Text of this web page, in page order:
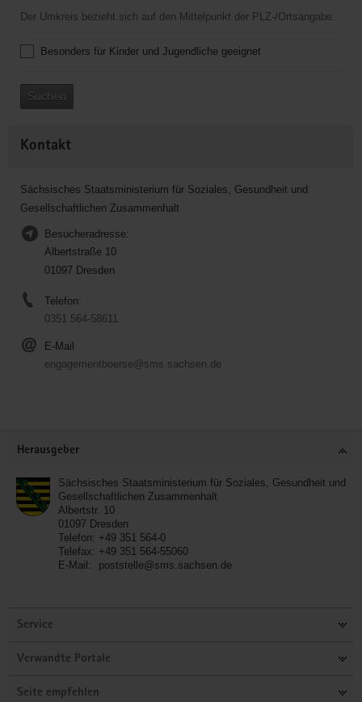
Der Umkreis bezieht sich auf den Mittelpunkt der PLZ-/Ortsangabe.
Besonders für Kinder und Jugendliche geeignet
Suchen
Kontakt
Sächsisches Staatsministerium für Soziales, Gesundheit und
Gesellschaftlichen Zusammenhalt
Besucheradresse:
Albertstraße 10
01097 Dresden
Telefon:
0351 564-58611
E-Mail
engagementboerse@sms.sachsen.de
Herausgeber
Sächsisches Staatsministerium für Soziales, Gesundheit und
Gesellschaftlichen Zusammenhalt
Albertstr. 10
01097 Dresden
Telefon: +49 351 564-0
Telefax: +49 351 564-55060
E-Mail:
poststelle@sms.sachsen.de
Service
Verwandte Portale
Seite empfehlen